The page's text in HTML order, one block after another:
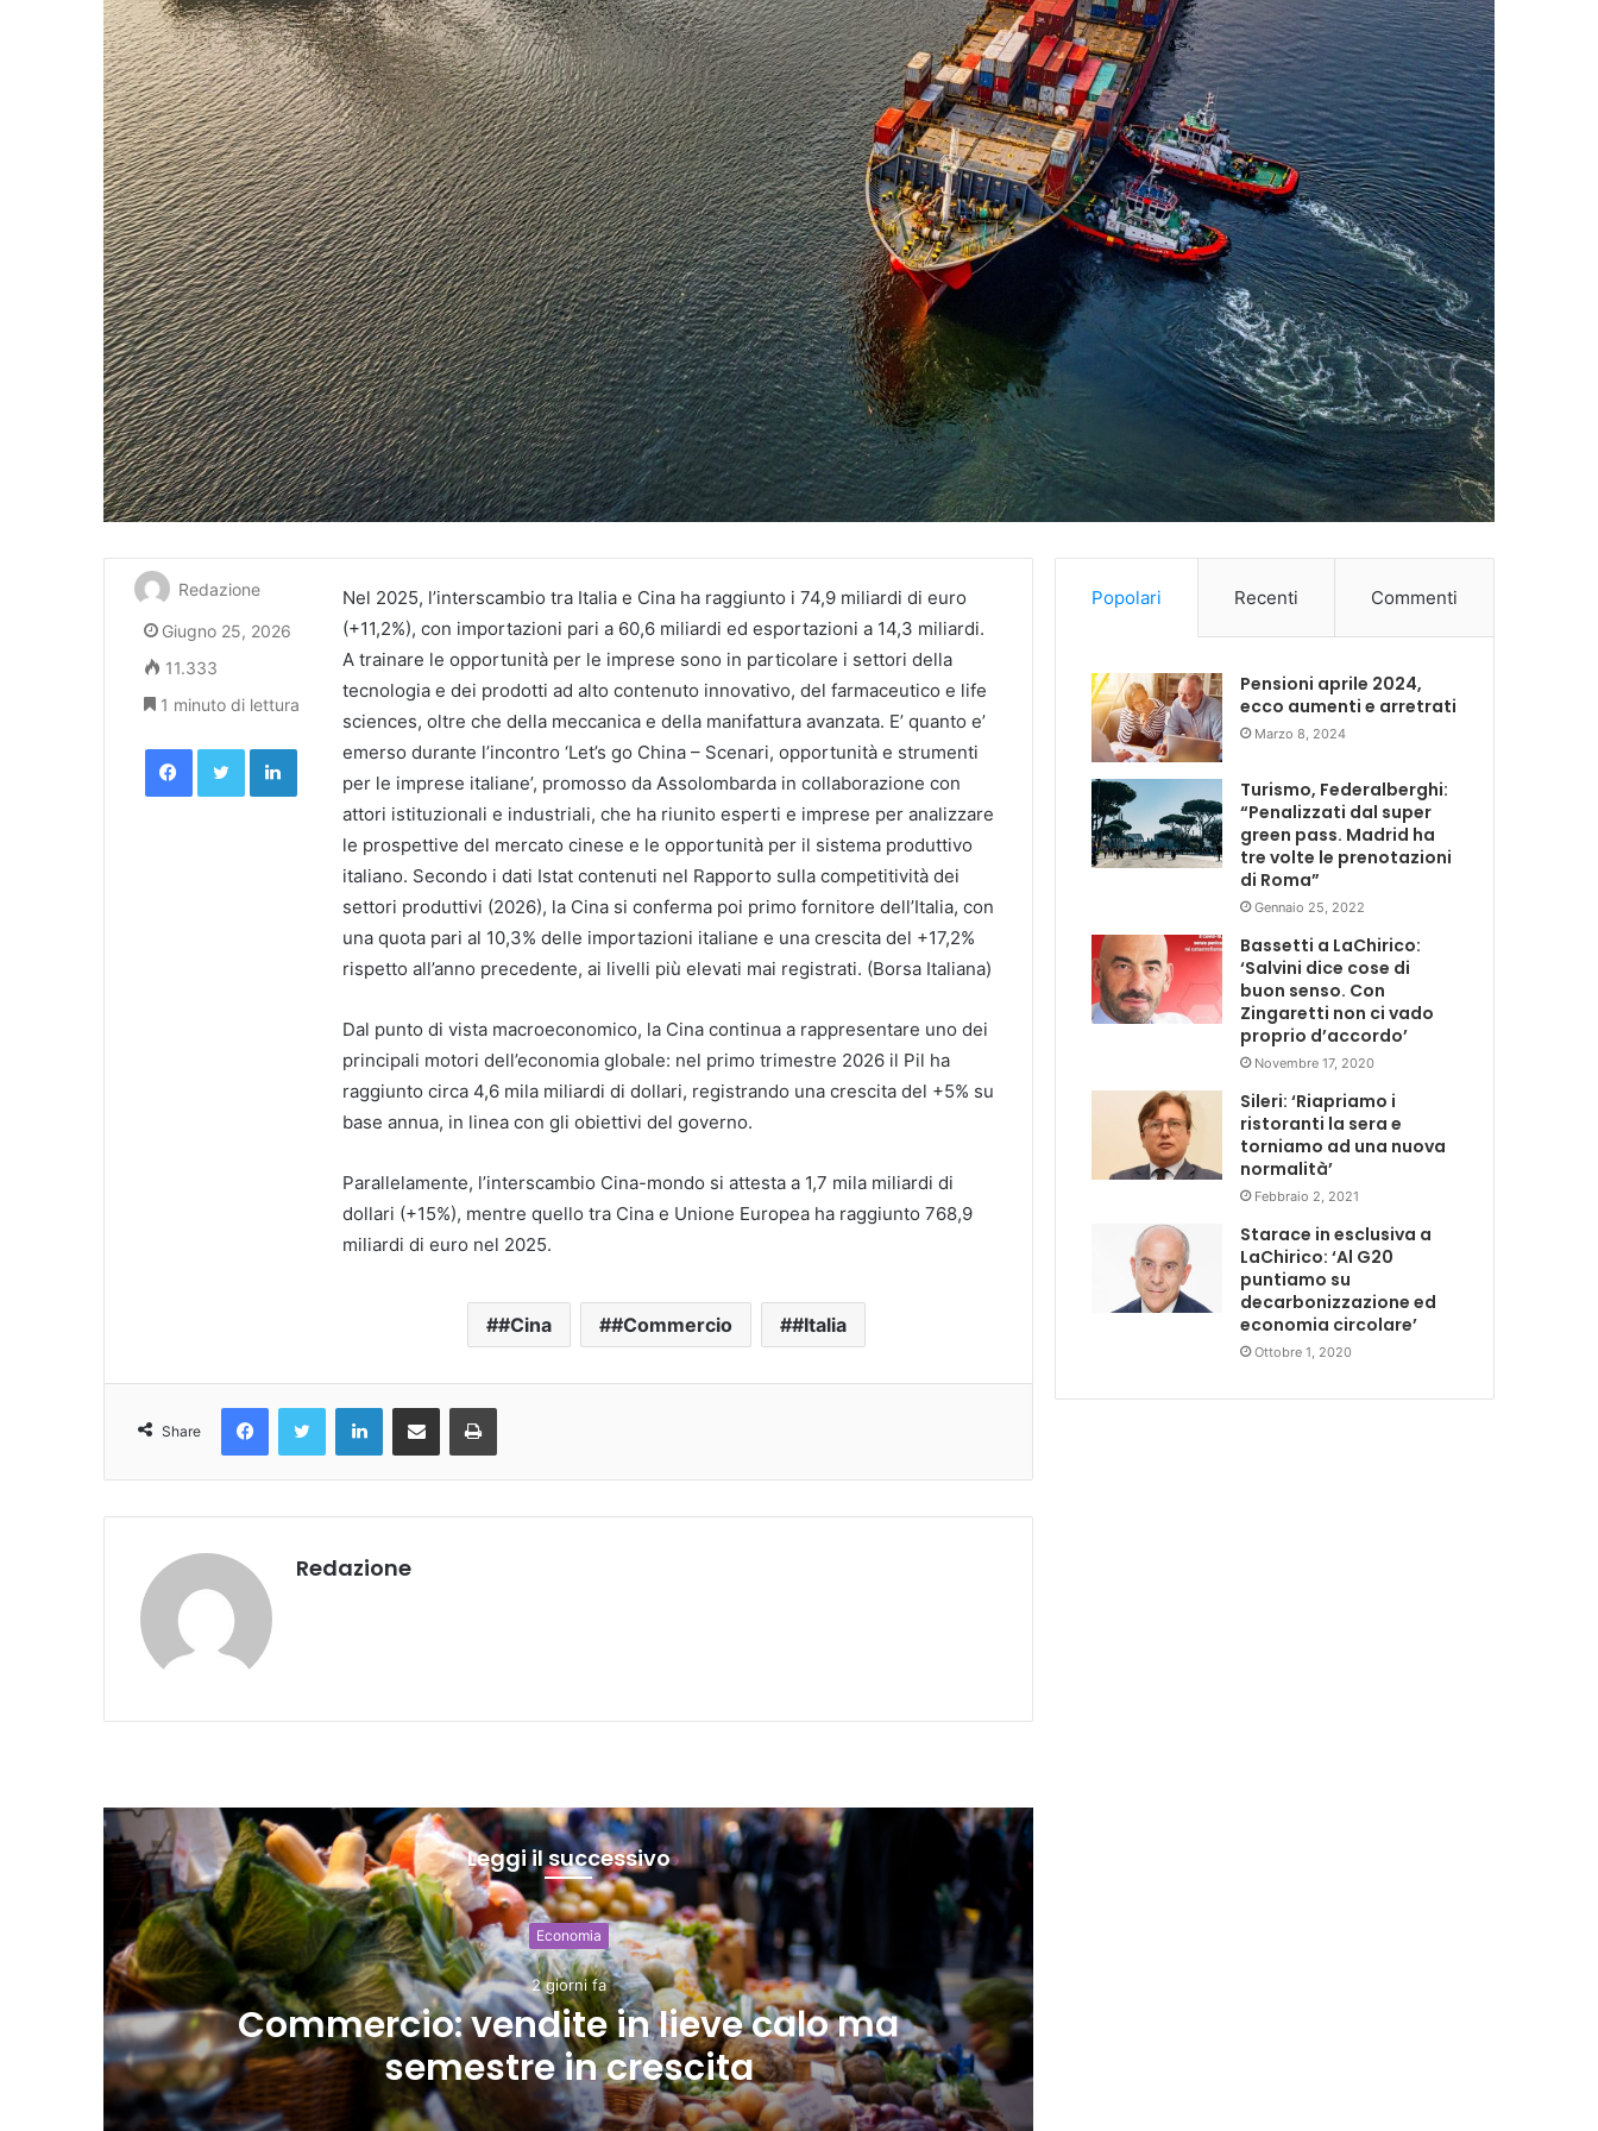
Nel 2025, l’interscambio tra Italia e Cina ha raggiunto i 74,9 miliardi di euro
(+11,2%), con importazioni pari a 60,6 miliardi ed esportazioni a 14,3 miliardi.
A trainare le opportunità per le imprese sono in particolare i settori della
tecnologia e dei prodotti ad alto contenuto innovativo, del farmaceutico e life
sciences, oltre che della meccanica e della manifattura avanzata. E’ quanto e’
emerso durante l’incontro ‘Let’s go China – Scenari, opportunità e strumenti
per le imprese italiane’, promosso da Assolombarda in collaborazione con
attori istituzionali e industriali, che ha riunito esperti e imprese per analizzare
le prospettive del mercato cinese e le opportunità per il sistema produttivo
italiano. Secondo i dati Istat contenuti nel Rapporto sulla competitività dei
settori produttivi (2026), la Cina si conferma poi primo fornitore dell’Italia, con
una quota pari al 10,3% delle importazioni italiane e una crescita del +17,2%
rispetto all’anno precedente, ai livelli più elevati mai registrati. (Borsa Italiana)
Dal punto di vista macroeconomico, la Cina continua a rappresentare uno dei
principali motori dell’economia globale: nel primo trimestre 2026 il Pil ha
raggiunto circa 4,6 mila miliardi di dollari, registrando una crescita del +5% su
base annua, in linea con gli obiettivi del governo.
Parallelamente, l’interscambio Cina-mondo si attesta a 1,7 mila miliardi di
dollari (+15%), mentre quello tra Cina e Unione Europea ha raggiunto 768,9
miliardi di euro nel 2025.
#Cina #Commercio #Italia
Redazione
Giugno 25, 2026
11.333
1 minuto di lettura
Facebook Twitter LinkedIn
Share
Redazione
Leggi il successivo
Attualità e politica
3 giorni fa
Eurozona, forte correlazione tra shock di
fiducia e calo dei consumi
Popolari Recenti Commenti
Pensioni aprile 2024,
ecco aumenti e arretrati
Marzo 8, 2024
Turismo, Federalberghi:
“Penalizzati dal super
green pass. Madrid ha
tre volte le prenotazioni
di Roma”
Gennaio 25, 2022
Bassetti a LaChirico:
‘Salvini dice cose di
buon senso. Con
Zingaretti non ci vado
proprio d’accordo’
Novembre 17, 2020
Sileri: ‘Riapriamo i
ristoranti la sera e
torniamo ad una nuova
normalità’
Febbraio 2, 2021
Starace in esclusiva a
LaChirico: ‘Al G20
puntiamo su
decarbonizzazione ed
economia circolare’
Ottobre 1, 2020